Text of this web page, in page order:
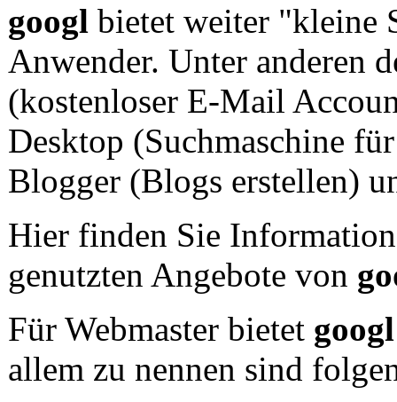
googl bietet weiter "kleine
Anwender. Unter anderen
(kostenloser E-Mail
Desktop (Suchmaschine
Blogger (Blogs erstellen)
Hier finden Sie
genutzten Angebote von
Für Webmaster bietet googl
allem zu nennen sind